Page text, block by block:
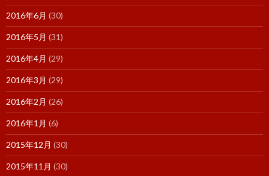
2016年6月 (30)
2016年5月 (31)
2016年4月 (29)
2016年3月 (29)
2016年2月 (26)
2016年1月 (6)
2015年12月 (30)
2015年11月 (30)